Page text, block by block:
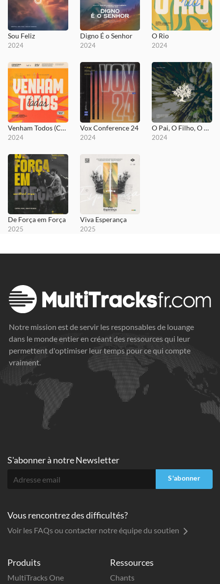
Sou Feliz
2024
Digno É o Senhor
2024
O Rio
2024
Venham Todos (Canção de Paulo) - Ao Vivo
2024
Vox Conference 24
2024
O Pai, O Filho, O Amigo
2024
De Força em Força
2025
Viva Esperança
2025
Notre mission est de servir les responsables de louange
dans le monde entier en créant des ressources qui leur
permettent d'optimiser leur temps pour ce qui compte
vraiment.
Produits
MultiTracks One
Ressources
Chants
S'abonner à notre Newsletter
S'abonner
Vous rencontrez des difficultés?
Voir les FAQs ou contacter notre équipe du soutien